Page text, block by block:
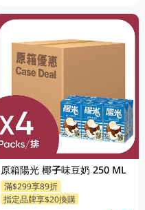
原箱陽光 椰子味豆奶 250 ML
滿$299享89折
指定品牌享$20換購